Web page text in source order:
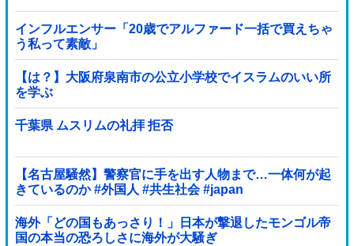
インフルエンサー「20歳でアルファード一括で買えちゃ
う私って素敵」
【は？】大阪府泉南市の公立小学校でイスラムのいい所
を学ぶ
千葉県 ムスリムの礼拝 拒否
【名古屋騒然】警察官に手を出す人物まで…一体何が起
きているのか #外国人 #共生社会 #japan
海外「どの国もあっさり！」日本が撃退したモンゴル帝
国の本当の恐ろしさに海外が大騒ぎ